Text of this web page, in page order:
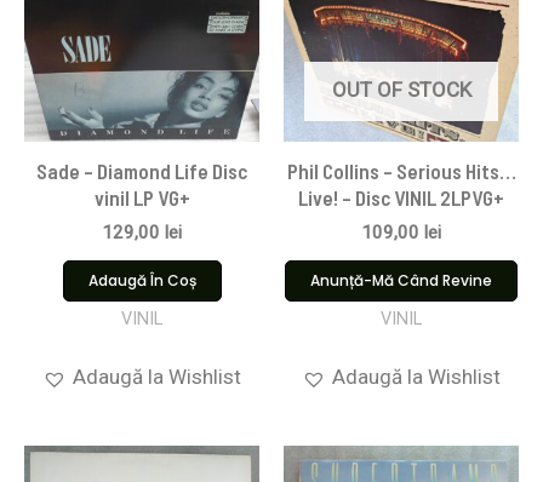
Sade – Diamond Life Disc
vinil LP VG+
129,00 lei
Adaugă În Coș
VINIL
Adaugă la Wishlist
OUT OF STOCK
Phil Collins – Serious Hits…
Live! – Disc VINIL 2LPVG+
109,00 lei
Anunță-Mă Când Revine
VINIL
Adaugă la Wishlist